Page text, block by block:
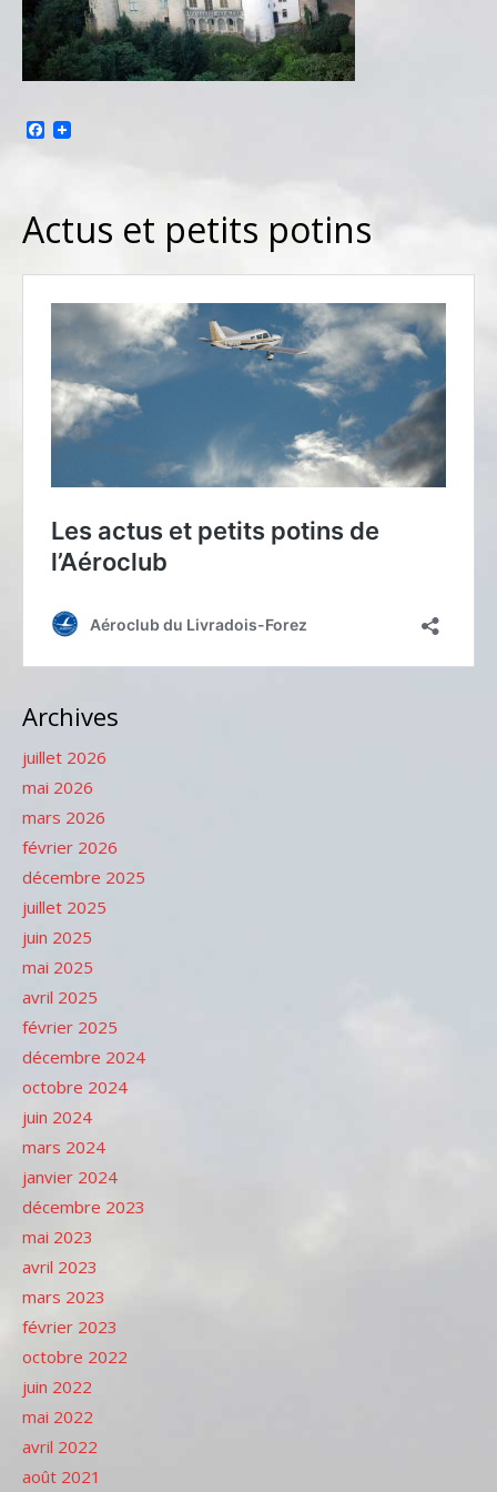
Facebook
Actus et petits potins
Archives
juillet 2026
mai 2026
mars 2026
février 2026
décembre 2025
juillet 2025
juin 2025
mai 2025
avril 2025
février 2025
décembre 2024
octobre 2024
juin 2024
mars 2024
janvier 2024
décembre 2023
mai 2023
avril 2023
mars 2023
février 2023
octobre 2022
juin 2022
mai 2022
avril 2022
août 2021